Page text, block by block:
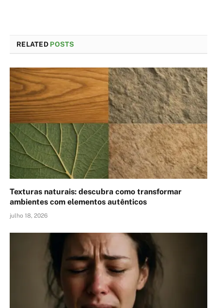
RELATED POSTS
Texturas naturais: descubra como transformar
ambientes com elementos autênticos
julho 18, 2026